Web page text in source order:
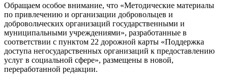
Обращаем особое внимание, что «Методические материалы
по привлечению и организации добровольцев и
добровольческих организаций государственными и
муниципальными учреждениями», разработанные в
соответствии с пунктом 22 дорожной карты «Поддержка
доступа негосударственных организаций к предоставлению
услуг в социальной сфере», размещены в новой,
переработанной редакции.